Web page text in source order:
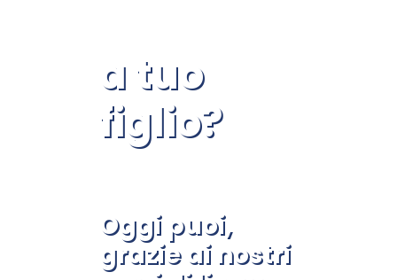
a tuo
figlio?
Oggi puoi,
grazie ai nostri